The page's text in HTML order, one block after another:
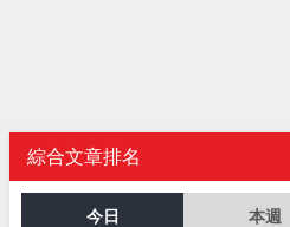
綜合文章排名
今日 本週